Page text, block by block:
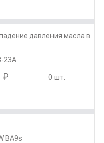
давления масла в
23А
₽ 0 шт.
BA9s